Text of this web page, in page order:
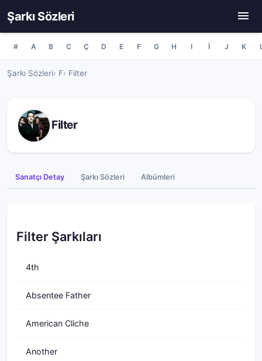
Şarkı Sözleri
# A B C Ç D E F G H I İ J K
Şarkı Sözleri F Filter
Filter
Sanatçı Detay Şarkı Sözleri Albümleri
Filter Şarkıları
4th
Absentee Father
American Cliche
Another